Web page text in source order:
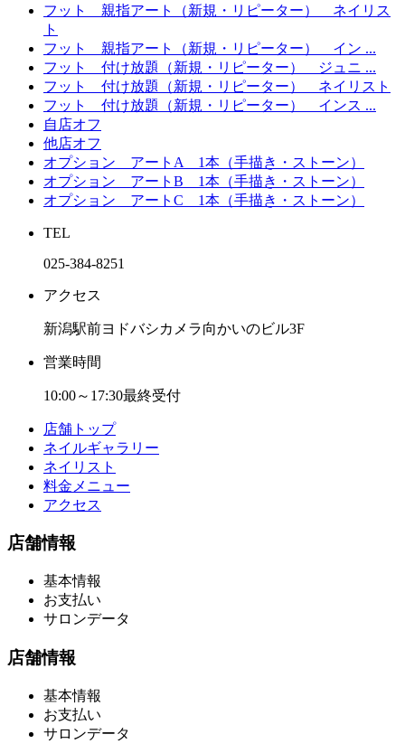
フット 親指アート（新規・リピーター） ネイリス
ト
フット 親指アート（新規・リピーター） イン ...
フット 付け放題（新規・リピーター） ジュニ ...
フット 付け放題（新規・リピーター） ネイリスト
フット 付け放題（新規・リピーター） インス ...
自店オフ
他店オフ
オプション アートA 1本（手描き・ストーン）
オプション アートB 1本（手描き・ストーン）
オプション アートC 1本（手描き・ストーン）
TEL
025-384‐8251
アクセス
新潟駅前ヨドバシカメラ向かいのビル3F
営業時間
10:00～17:30最終受付
店舗トップ
ネイルギャラリー
ネイリスト
料金メニュー
アクセス
店舗情報
基本情報
お支払い
サロンデータ
店舗情報
基本情報
お支払い
サロンデータ